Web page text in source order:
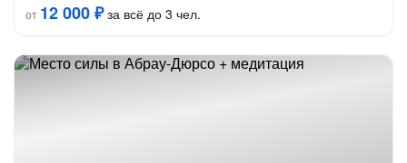
от 12 000 ₽за всё до 3 чел.